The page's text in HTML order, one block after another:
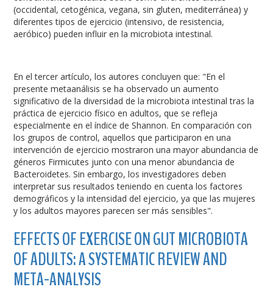
(occidental, cetogénica, vegana, sin gluten, mediterránea) y
diferentes tipos de ejercicio (intensivo, de resistencia,
aeróbico) pueden influir en la microbiota intestinal.
En el tercer artículo, los autores concluyen que: "En el
presente metaanálisis se ha observado un aumento
significativo de la diversidad de la microbiota intestinal tras la
práctica de ejercicio físico en adultos, que se refleja
especialmente en el índice de Shannon. En comparación con
los grupos de control, aquellos que participaron en una
intervención de ejercicio mostraron una mayor abundancia de
géneros Firmicutes junto con una menor abundancia de
Bacteroidetes. Sin embargo, los investigadores deben
interpretar sus resultados teniendo en cuenta los factores
demográficos y la intensidad del ejercicio, ya que las mujeres
y los adultos mayores parecen ser más sensibles".
EFFECTS OF EXERCISE ON GUT MICROBIOTA
OF ADULTS: A SYSTEMATIC REVIEW AND
META-ANALYSIS